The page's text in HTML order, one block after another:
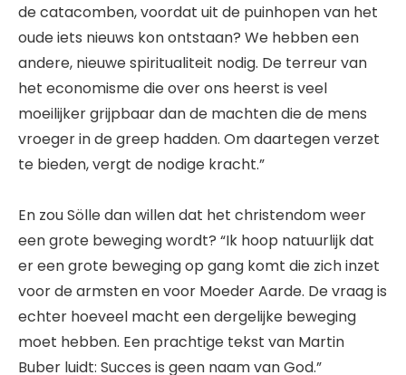
de catacomben, voordat uit de puinhopen van het
oude iets nieuws kon ontstaan? We hebben een
andere, nieuwe spiritualiteit nodig. De terreur van
het economisme die over ons heerst is veel
moeilijker grijpbaar dan de machten die de mens
vroeger in de greep hadden. Om daartegen verzet
te bieden, vergt de nodige kracht.”
En zou Sölle dan willen dat het christendom weer
een grote beweging wordt? “Ik hoop natuurlijk dat
er een grote beweging op gang komt die zich inzet
voor de armsten en voor Moeder Aarde. De vraag is
echter hoeveel macht een dergelijke beweging
moet hebben. Een prachtige tekst van Martin
Buber luidt: Succes is geen naam van God.”